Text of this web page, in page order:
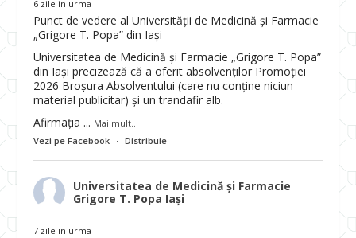
6 zile in urma
Punct de vedere al Universității de Medicină și Farmacie
„Grigore T. Popa” din Iași
Universitatea de Medicină și Farmacie „Grigore T. Popa”
din Iași precizează că a oferit absolvenților Promoției
2026 Broșura Absolventului (care nu conține niciun
material publicitar) și un trandafir alb.
Afirmația ... Mai mult...
Vezi pe Facebook · Distribuie
Universitatea de Medicină și Farmacie
Grigore T. Popa Iași
7 zile in urma